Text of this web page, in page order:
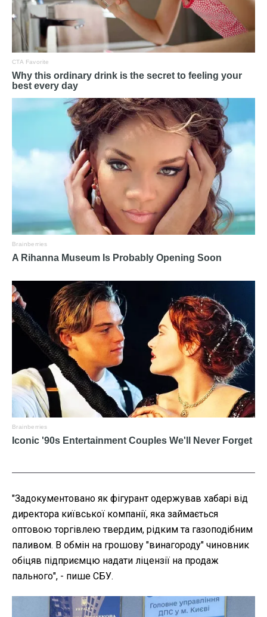
"Задокументовано як фігурант одержував хабарі від
директора київської компанії, яка займається
оптовою торгівлею твердим, рідким та газоподібним
паливом. В обмін на грошову "винагороду" чиновник
обіцяв підприємцю надати ліцензії на продаж
пального", - пише СБУ.